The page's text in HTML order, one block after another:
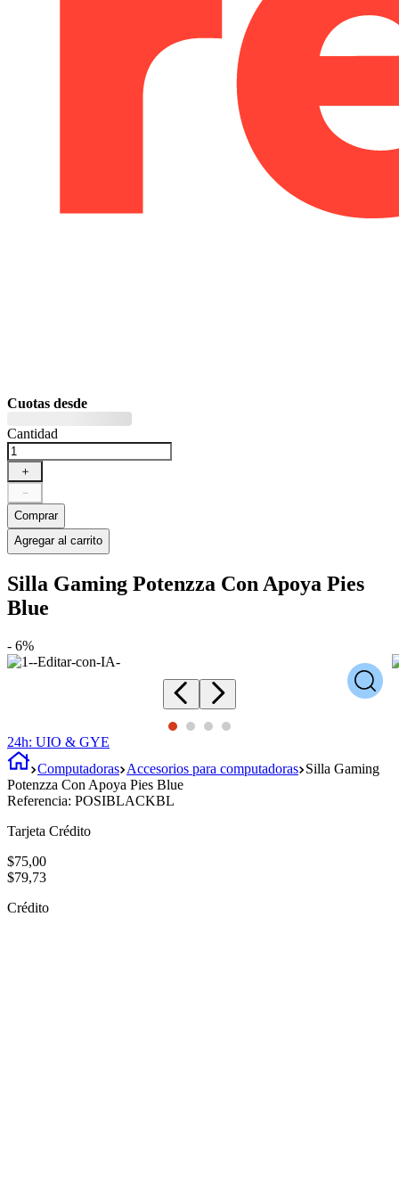
Cuotas desde
Cantidad
＋
－
Comprar
Agregar al carrito
Silla Gaming Potenzza Con Apoya Pies
Blue
- 6%
24h: UIO & GYE
Computadoras Accesorios para computadoras Silla Gaming
Potenzza Con Apoya Pies Blue
Referencia: POSIBLACKBL
Tarjeta Crédito
$75,00
$79,73
Crédito